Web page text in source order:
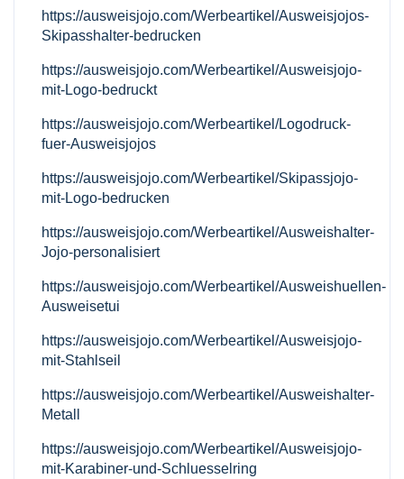
https://ausweisjojo.com/Werbeartikel/Ausweisjojos-
Skipasshalter-bedrucken
https://ausweisjojo.com/Werbeartikel/Ausweisjojo-
mit-Logo-bedruckt
https://ausweisjojo.com/Werbeartikel/Logodruck-
fuer-Ausweisjojos
https://ausweisjojo.com/Werbeartikel/Skipassjojo-
mit-Logo-bedrucken
https://ausweisjojo.com/Werbeartikel/Ausweishalter-
Jojo-personalisiert
https://ausweisjojo.com/Werbeartikel/Ausweishuellen-
Ausweisetui
https://ausweisjojo.com/Werbeartikel/Ausweisjojo-
mit-Stahlseil
https://ausweisjojo.com/Werbeartikel/Ausweishalter-
Metall
https://ausweisjojo.com/Werbeartikel/Ausweisjojo-
mit-Karabiner-und-Schluesselring